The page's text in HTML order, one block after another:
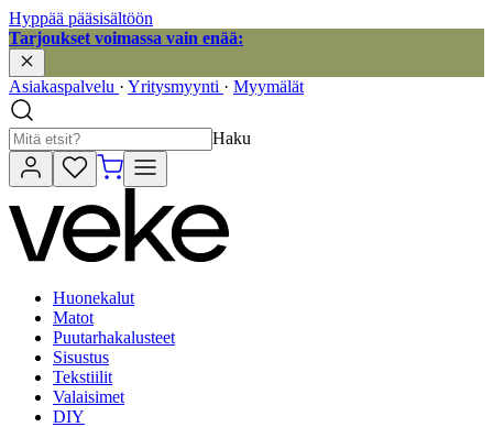
Hyppää pääsisältöön
Tarjoukset voimassa vain enää:
Asiakaspalvelu · Yritysmyynti · Myymälät
Haku
Huonekalut
Matot
Puutarhakalusteet
Sisustus
Tekstiilit
Valaisimet
DIY